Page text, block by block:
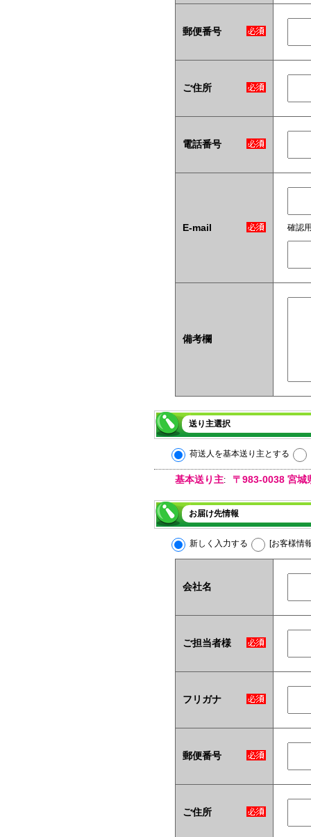
郵便番号
ご住所
電話番号
E-mail 確認
備考欄
送り主選択
荷送人を基本送り主とする
基本送り主: 〒983-0038 宮城
お届け先情報
新しく入力する [お客様情
会社名
ご担当者様
フリガナ
郵便番号
ご住所